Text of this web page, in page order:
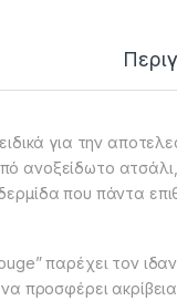
για την
ανοξείδωτο
που πάντα
παρέχει τον
να προσφέρει